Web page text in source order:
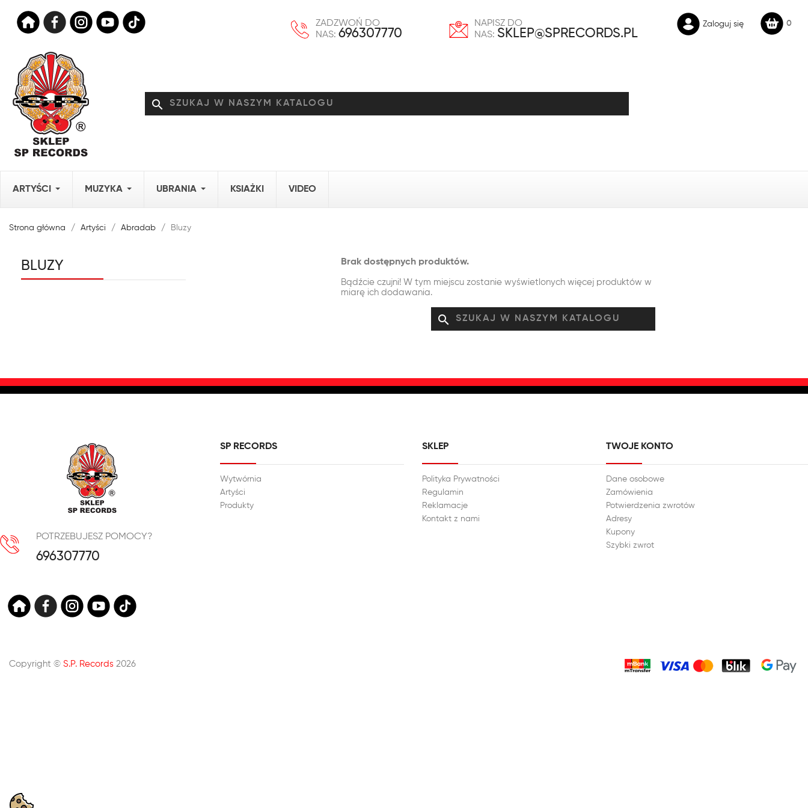
ZADZWOŃ DO
NAS: 696307770
NAPISZ DO
NAS: SKLEP@SPRECORDS.PL
Zaloguj się 0
search
ARTYŚCI MUZYKA UBRANIA KSIAŻKI VIDEO
Strona główna Artyści Abradab Bluzy
BLUZY Brak dostępnych produktów.
Bądźcie czujni! W tym miejscu zostanie wyświetlonych więcej produktów w
miarę ich dodawania.
search
POTRZEBUJESZ POMOCY?
696307770
SP RECORDS
Wytwórnia
Artyści
Produkty
SKLEP
Polityka Prywatności
Regulamin
Reklamacje
Kontakt z nami
TWOJE KONTO
Dane osobowe
Zamówienia
Potwierdzenia zwrotów
Adresy
Kupony
Szybki zwrot
Copyright © S.P. Records 2026